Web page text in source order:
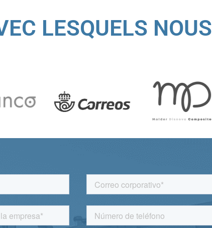
LESQUELS NOUS